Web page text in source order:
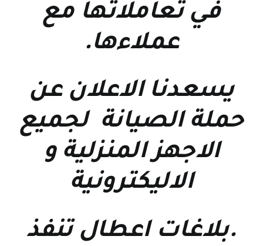
في تعاملاتها مع
عملاءها.
يسعدنا الاعلان عن
حملة الصيانة لجميع
الاجهز المنزلية و
الاليكترونية
.بلاغات اعطال تنفذ